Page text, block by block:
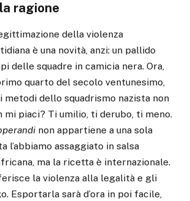
ragione
della violenza
è una novità, anzi: un pallido
delle squadre in camicia nera. Ora,
quarto del secolo ventunesimo,
metodi dello squadrismo nazista non
mi piaci? Ti umilio, ti derubo, ti meno.
non appartiene a una sola
l’abbiamo assaggiato in salsa
ma la ricetta è internazionale.
la violenza alla legalità e gli
Esportarla sarà d’ora in poi facile,